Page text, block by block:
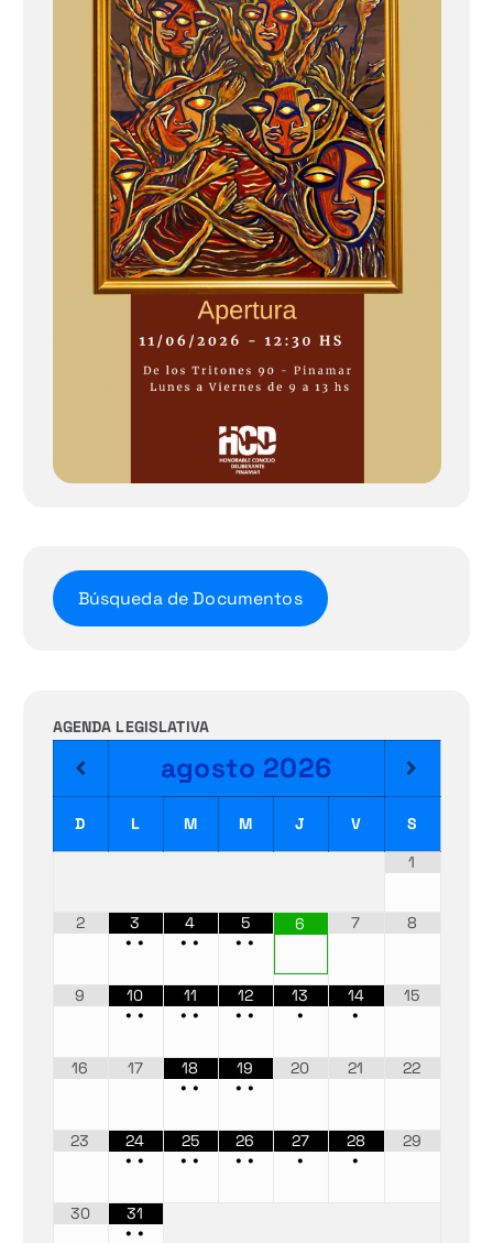
Búsqueda de Documentos
AGENDA LEGISLATIVA
agosto 2026
D L M M J V
S
1
2
3
••
4
••
5
••
6 7 8
9
10
••
11
••
12
••
13
•
14
•
15
16 17
18
••
19
••
20 21 22
23
24
••
25
••
26
••
27
•
28
•
29
30
31
••